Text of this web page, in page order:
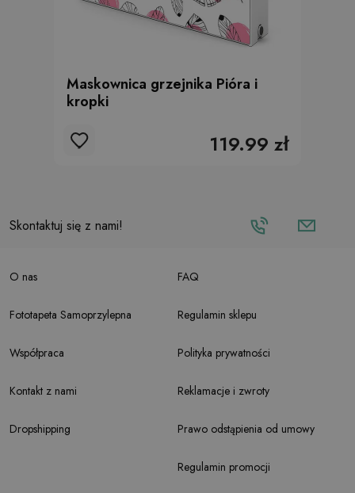
Maskownica grzejnika Pióra i
kropki
119.99 zł
Skontaktuj się z nami!
O nas
Fototapeta Samoprzylepna
Współpraca
Kontakt z nami
Dropshipping
FAQ
Regulamin sklepu
Polityka prywatności
Reklamacje i zwroty
Prawo odstąpienia od umowy
Regulamin promocji